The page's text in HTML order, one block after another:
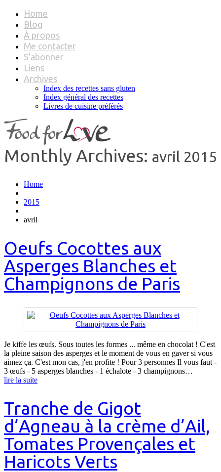
Home
Blog
À propos
Me contacter
S’abonner
Liens
Archives
Index des recettes sans gluten
Index général des recettes
Livres de cuisine préférés
Monthly Archives: avril 2015
Home
2015
avril
Oeufs Cocottes aux
Asperges Blanches et
Champignons de Paris
Je kiffe les œufs. Sous toutes les formes ... même en chocolat ! C'est
la pleine saison des asperges et le moment de vous en gaver si vous
aimez ça. C'est mon cas, j'en profite ! Pour 3 personnes Il vous faut -
3 œufs - 5 asperges blanches - 1 échalote - 3 champignons…
lire la suite
Tranche de Gigot
d’Agneau à la crème d’Ail,
Tomates Provençales et
Haricots Verts